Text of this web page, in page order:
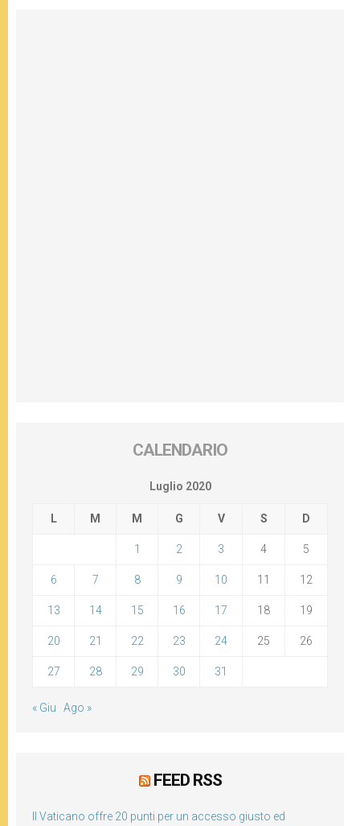
CALENDARIO
Luglio 2020
L M M G V S D
1 2 3 4 5
6 7 8 9 10 11 12
13 14 15 16 17 18 19
20 21 22 23 24 25 26
27 28 29 30 31
« Giu Ago »
FEED RSS
Il Vaticano offre 20 punti per un accesso giusto ed